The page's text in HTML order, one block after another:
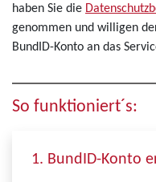
haben Sie die
genommen und willigen
BundID-Konto an das
So funktioniert´s:
1. BundID-Konto